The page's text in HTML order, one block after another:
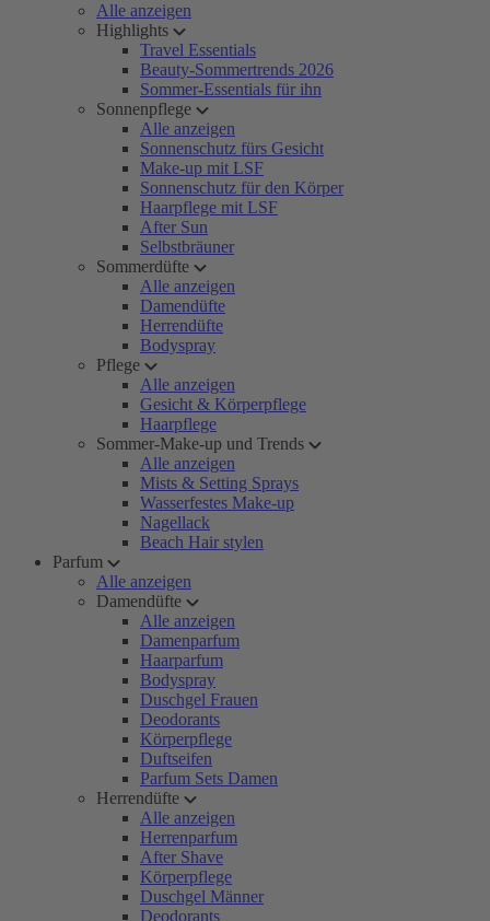
Alle anzeigen
Highlights
Travel Essentials
Beauty-Sommertrends 2026
Sommer-Essentials für ihn
Sonnenpflege
Alle anzeigen
Sonnenschutz fürs Gesicht
Make-up mit LSF
Sonnenschutz für den Körper
Haarpflege mit LSF
After Sun
Selbstbräuner
Sommerdüfte
Alle anzeigen
Damendüfte
Herrendüfte
Bodyspray
Pflege
Alle anzeigen
Gesicht & Körperpflege
Haarpflege
Sommer-Make-up und Trends
Alle anzeigen
Mists & Setting Sprays
Wasserfestes Make-up
Nagellack
Beach Hair stylen
Parfum
Alle anzeigen
Damendüfte
Alle anzeigen
Damenparfum
Haarparfum
Bodyspray
Duschgel Frauen
Deodorants
Körperpflege
Duftseifen
Parfum Sets Damen
Herrendüfte
Alle anzeigen
Herrenparfum
After Shave
Körperpflege
Duschgel Männer
Deodorants